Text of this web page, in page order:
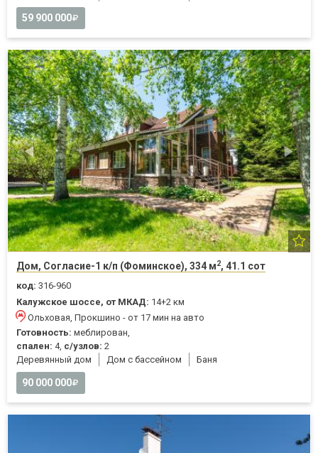
59 900 000
Дом, Согласие-1 к/п (Фоминское), 334 м2, 41.1 сот
код: 316-960
Калужское шоссе, от МКАД: 14+2 км
Ольховая, Прокшино - от 17 мин на авто
Готовность: меблирован,
спален: 4, с/узлов: 2
Деревянный дом
Дом с бассейном Баня
90 000 000